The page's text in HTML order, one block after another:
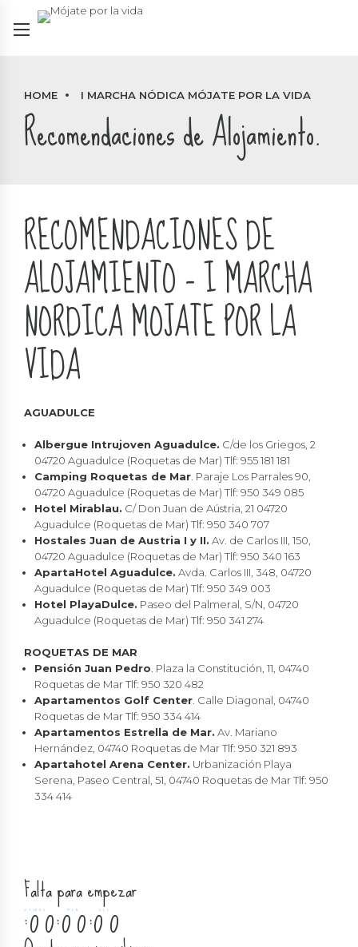
HOME I MARCHA NÓDICA MÓJATE POR LA VIDA
Recomendaciones de Alojamiento.
RECOMENDACIONES DE
ALOJAMIENTO – I MARCHA
NORDICA MOJATE POR LA
VIDA
AGUADULCE
Albergue Intrujoven Aguadulce. C/de los Griegos, 2
04720 Aguadulce (Roquetas de Mar) Tlf: 955 181 181
Camping Roquetas de Mar. Paraje Los Parrales 90,
04720 Aguadulce (Roquetas de Mar) Tlf: 950 349 085
Hotel Mirablau. C/ Don Juan de Aústria, 21 04720
Aguadulce (Roquetas de Mar) Tlf: 950 340 707
Hostales Juan de Austria I y II. Av. de Carlos III, 150,
04720 Aguadulce (Roquetas de Mar) Tlf: 950 340 163
ApartaHotel Aguadulce. Avda. Carlos III, 348, 04720
Aguadulce (Roquetas de Mar) Tlf: 950 349 003
Hotel PlayaDulce. Paseo del Palmeral, S/N, 04720
Aguadulce (Roquetas de Mar) Tlf: 950 341 274
ROQUETAS DE MAR
Pensión Juan Pedro. Plaza la Constitución, 11, 04740
Roquetas de Mar Tlf: 950 320 482
Apartamentos Golf Center. Calle Diagonal, 04740
Roquetas de Mar Tlf: 950 334 414
Apartamentos Estrella de Mar. Av. Mariano
Hernández, 04740 Roquetas de Mar Tlf: 950 321 893
Apartahotel Arena Center. Urbanización Playa
Serena, Paseo Central, 51, 04740 Roquetas de Mar Tlf: 950
334 414
Falta para empezar
DYS
:0
0
0
0
HRS :0
0
0
0
MIN :0
0
0
0
SEC